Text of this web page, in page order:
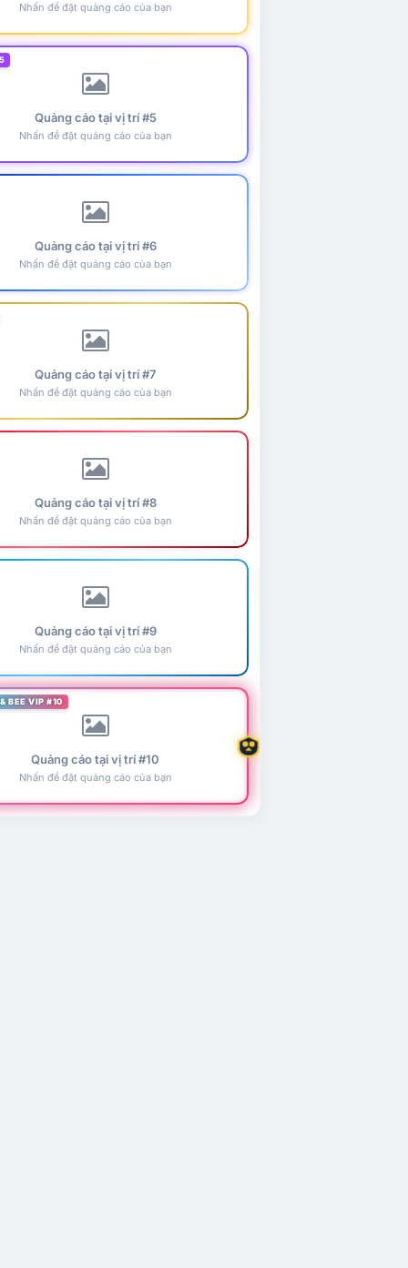
Nhấn để đặt quảng cáo của bạn
Quảng cáo tại vị trí #5
Nhấn để đặt quảng cáo của bạn
Quảng cáo tại vị trí #6
Nhấn để đặt quảng cáo của bạn
Quảng cáo tại vị trí #7
Nhấn để đặt quảng cáo của bạn
Quảng cáo tại vị trí #8
Nhấn để đặt quảng cáo của bạn
Quảng cáo tại vị trí #9
Nhấn để đặt quảng cáo của bạn
BEE VIP #10
Quảng cáo tại vị trí #10
Nhấn để đặt quảng cáo của bạn